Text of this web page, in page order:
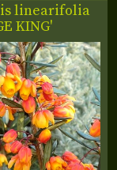
linearifolia
KING'